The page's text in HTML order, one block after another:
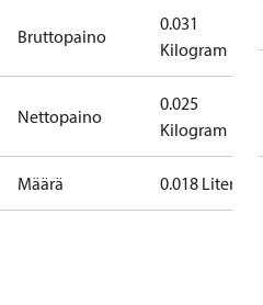
Bruttopaino
0.031
Kilogram
Nettopaino
0.025
Kilogram
Määrä 0.018 Liter